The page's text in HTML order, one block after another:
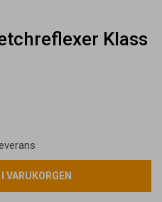
Klass
VARUKORGEN